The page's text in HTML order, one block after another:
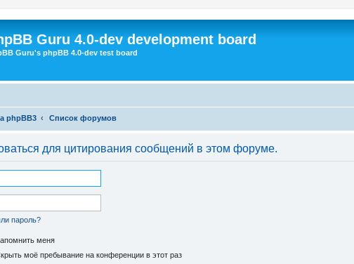
Guru 4.0-dev development board
Guru's phpBB 4.0-dev test board
phpBB3 Список форумов
для цитирования сообщений в этом форуме.
пароль?
меня
моё пребывание на конференции в этот раз